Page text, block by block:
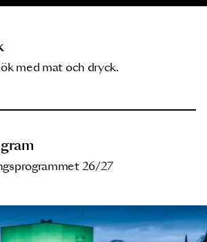
med mat och dryck.
26/27